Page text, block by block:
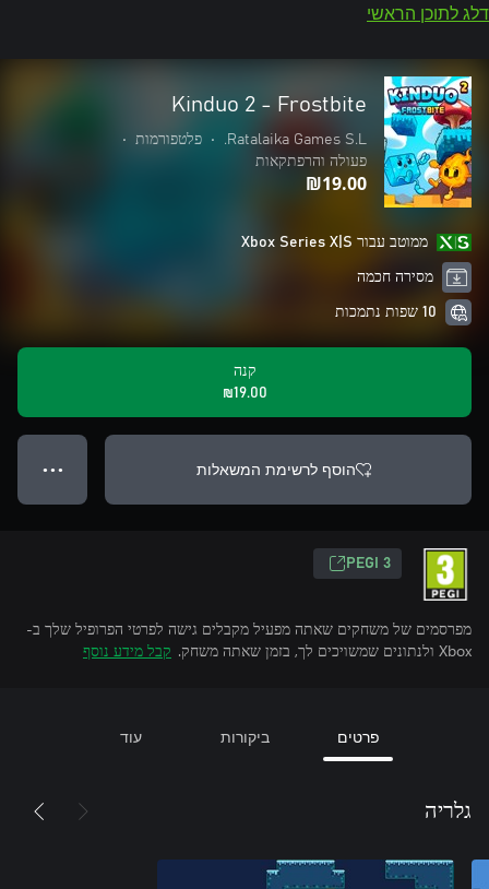
דלג לתוכן הראשי
Kinduo 2 - Frostbite
Ratalaika Games S.L.
• פלטפורמות
•
פעולה והרפתקאות
‪₪‎19.00‬
ממוטב עבור Xbox Series X|S
מסירה חכמה
10 שפות נתמכות
קנה
‪₪‎19.00‬
הוסף לרשימת המשאלות ● ● ●
PEGI 3
מפרסמים של משחקים שאתה מפעיל מקבלים גישה לפרטי הפרופיל שלך ב-
Xbox ולנתונים שמשויכים לך, בזמן שאתה משחק.
קבל מידע נוסף
פרטים ביקורות עוד
גלריה